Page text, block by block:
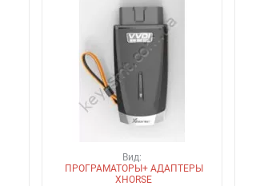
Вид:
ПРОГРАМАТОРЫ+ АДАПТЕРЫ
XHORSE